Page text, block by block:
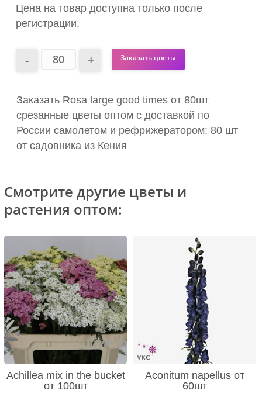
Цена на товар доступна только после
регистрации.
Заказать цветы
Заказать Rosa large good times от 80шт
срезанные цветы оптом с доставкой по
России самолетом и рефрижератором: 80 шт
от садовника из Кения
Смотрите другие цветы и
растения оптом:
Achillea mix in the bucket
от 100шт
Aconitum napellus от
60шт